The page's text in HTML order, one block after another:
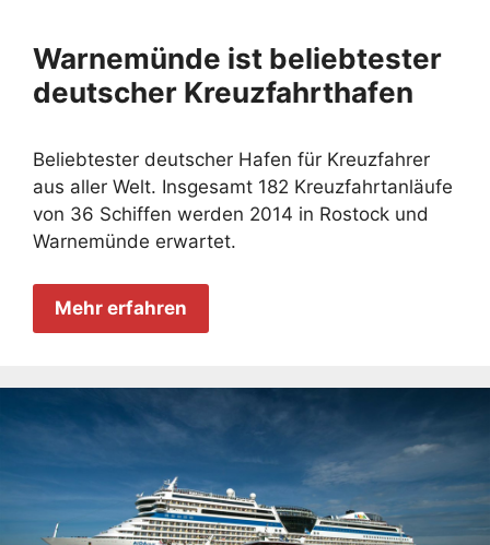
Warnemünde ist beliebtester
deutscher Kreuzfahrthafen
Beliebtester deutscher Hafen für Kreuzfahrer
aus aller Welt. Insgesamt 182 Kreuzfahrtanläufe
von 36 Schiffen werden 2014 in Rostock und
Warnemünde erwartet.
Mehr erfahren